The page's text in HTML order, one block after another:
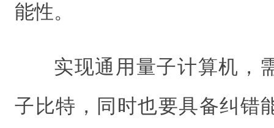
能性。
实现通用量子计算机，
子比特，同时也要具备纠错